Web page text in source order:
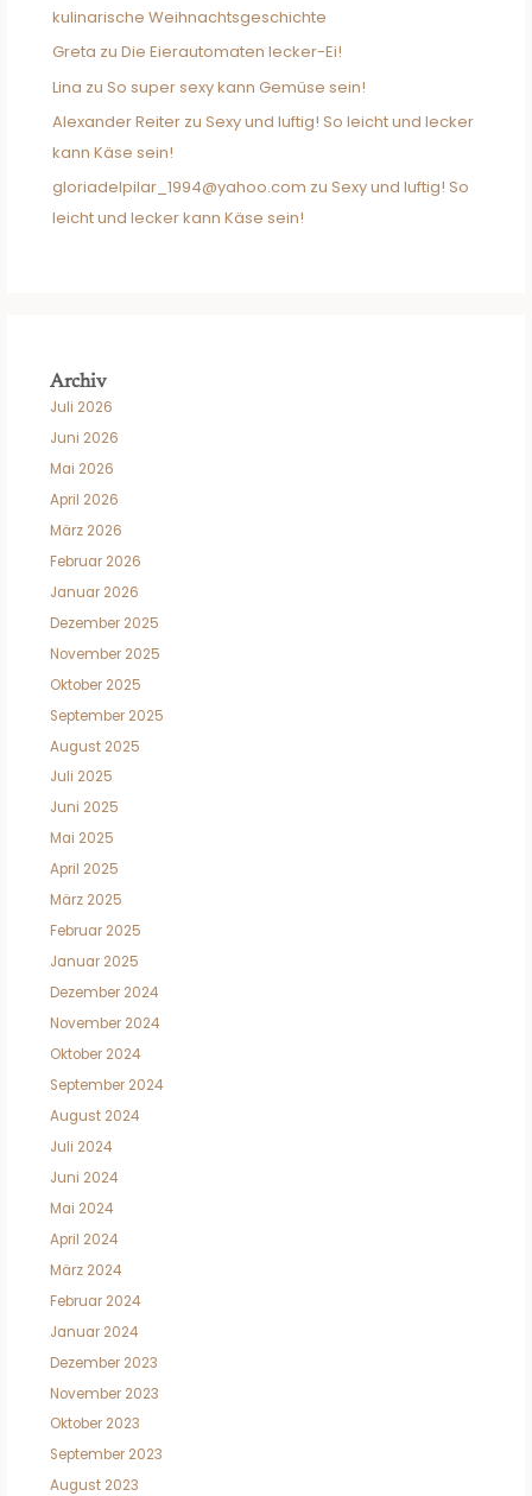
kulinarische Weihnachtsgeschichte
Greta zuDie Eierautomaten lecker-Ei!
Lina zu So super sexy kann Gemüse sein!
Alexander Reiter zu Sexy und luftig! So leicht und lecker
kann Käse sein!
gloriadelpilar_1994@yahoo.com zu Sexy und luftig! So
leicht und lecker kann Käse sein!
Archiv
Juli 2026
Juni 2026
Mai 2026
April 2026
März 2026
Februar 2026
Januar 2026
Dezember 2025
November 2025
Oktober 2025
September 2025
August 2025
Juli 2025
Juni 2025
Mai 2025
April 2025
März 2025
Februar 2025
Januar 2025
Dezember 2024
November 2024
Oktober 2024
September 2024
August 2024
Juli 2024
Juni 2024
Mai 2024
April 2024
März 2024
Februar 2024
Januar 2024
Dezember 2023
November 2023
Oktober 2023
September 2023
August 2023